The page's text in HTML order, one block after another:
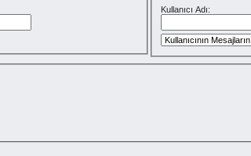
Kullanıcı Adı: